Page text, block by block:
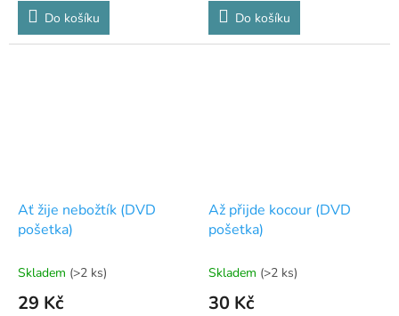
Do košíku Do košíku
Ať žije nebožtík (DVD
pošetka)
Skladem (>2 ks)
29 Kč
Až přijde kocour (DVD
pošetka)
Skladem (>2 ks)
30 Kč